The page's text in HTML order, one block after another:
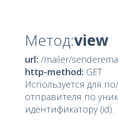
Метод:view
url: /mailer/
http-method: GET
Используется для
отправителя по
идентификатору (id).